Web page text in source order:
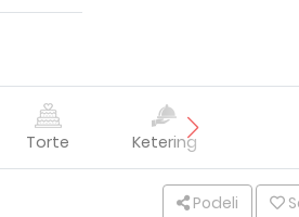
Torte Ketering
veče
Podeli